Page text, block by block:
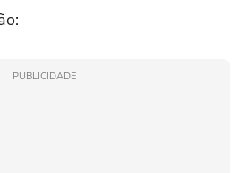
PUBLICIDADE